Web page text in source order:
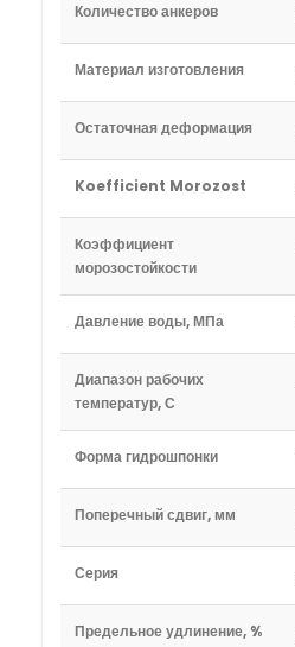
Количество анкеров
Материал изготовления
Остаточная деформация
Koefficient Morozost
Коэффициент
морозостойкости
Давление воды, МПа
Диапазон рабочих
температур, С
Форма гидрошпонки
Поперечный сдвиг, мм
Серия
Предельное удлинение, %